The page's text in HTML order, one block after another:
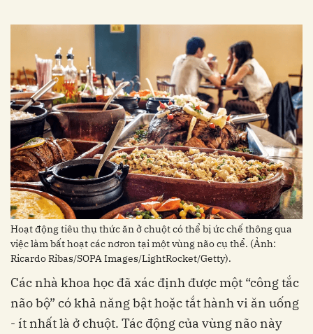
Hoạt động tiêu thụ thức ăn ở chuột có thể bị ức chế thông qua
việc làm bất hoạt các nơron tại một vùng não cụ thể. (Ảnh:
Ricardo Ribas/SOPA Images/LightRocket/Getty).
Các nhà khoa học đã xác định được một “công tắc
não bộ” có khả năng bật hoặc tắt hành vi ăn uống
- ít nhất là ở chuột. Tác động của vùng não này